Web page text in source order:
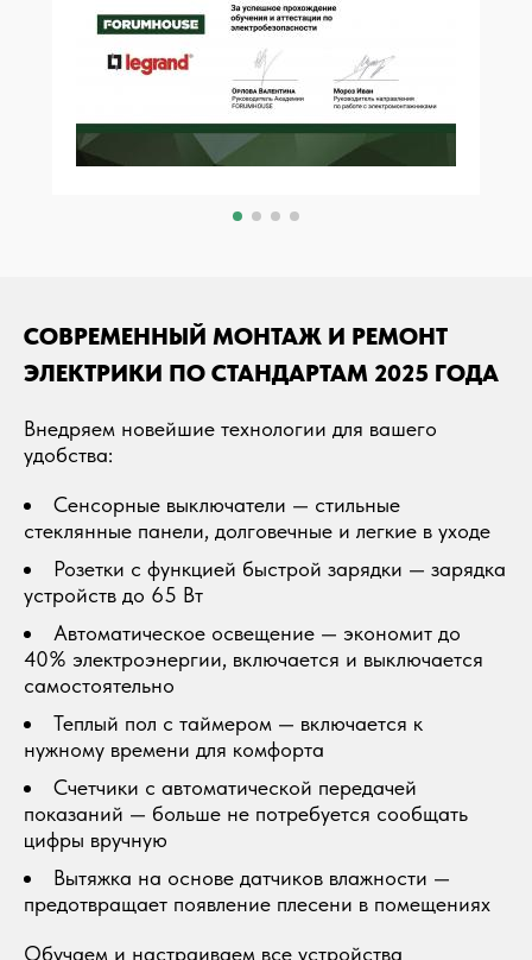
СОВРЕМЕННЫЙ МОНТАЖ И РЕМОНТ
ЭЛЕКТРИКИ ПО СТАНДАРТАМ 2025 ГОДА
Внедряем новейшие технологии для вашего
удобства:
Сенсорные выключатели — стильные
стеклянные панели, долговечные и легкие в уходе
Розетки с функцией быстрой зарядки — зарядка
устройств до 65 Вт
Автоматическое освещение — экономит до
40% электроэнергии, включается и выключается
самостоятельно
Теплый пол с таймером — включается к
нужному времени для комфорта
Счетчики с автоматической передачей
показаний — больше не потребуется сообщать
цифры вручную
Вытяжка на основе датчиков влажности —
предотвращает появление плесени в помещениях
Обучаем и настраиваем все устройства